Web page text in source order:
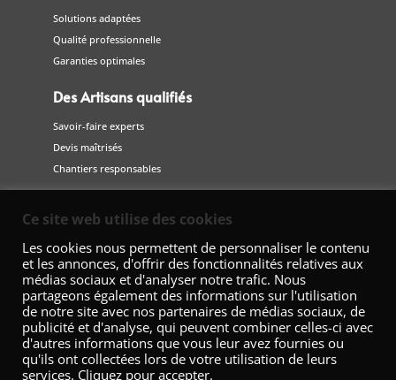
Solutions adaptées
Qualité professionnelle
Garanties optimales
Des Artisans qualifiés
Savoir-faire experts
Devis maîtrisés
Chantiers responsables
Fédération Nationale de la Décoration – 42 Avenue Marceau 75008
Ce site web utilise des cookies
Les cookies nous permettent de personnaliser le contenu
et les annonces, d'offrir des fonctionnalités relatives aux
médias sociaux et d'analyser notre trafic. Nous
partageons également des informations sur l'utilisation
de notre site avec nos partenaires de médias sociaux, de
publicité et d'analyse, qui peuvent combiner celles-ci avec
d'autres informations que vous leur avez fournies ou
qu'ils ont collectées lors de votre utilisation de leurs
services. Cliquez pour accepter.